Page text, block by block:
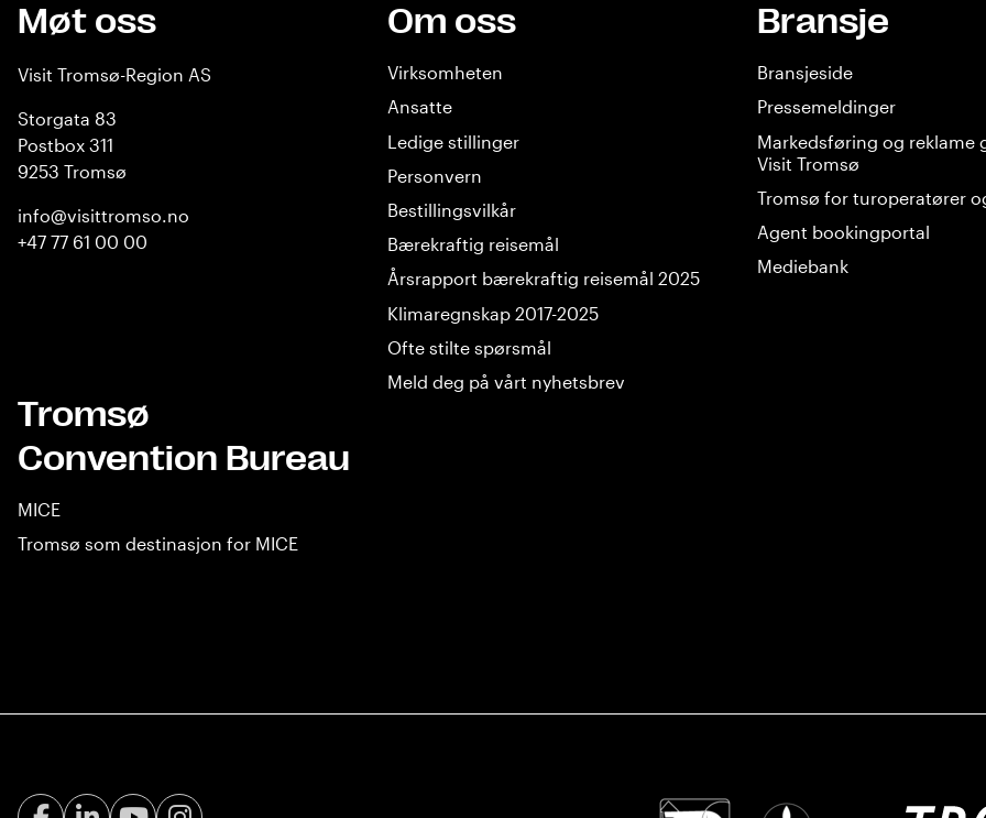
Møt oss
Visit Tromsø-Region AS
Storgata 83
Postbox 311
9253 Tromsø
info@visittromso.no
+47 77 61 00 00
Om oss
Virksomheten
Ansatte
Ledige stillinger
Personvern
Bestillingsvilkår
Bærekraftig reisemål
Årsrapport bærekraftig reisemål 2025
Klimaregnskap 2017-2025
Ofte stilte spørsmål
Meld deg på vårt nyhetsbrev
Bransje
Bransjeside
Pressemeldinger
Markedsføring og reklame
Visit Tromsø
Tromsø for turoperatører
Agent bookingportal
Mediebank
Tromsø
Convention Bureau
MICE
Tromsø som destinasjon for MICE